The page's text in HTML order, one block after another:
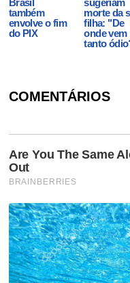
Brasil
também
envolve o fim
do PIX
sugeriam
morte da
filha: "De
onde vem
tanto
COMENTÁRIOS